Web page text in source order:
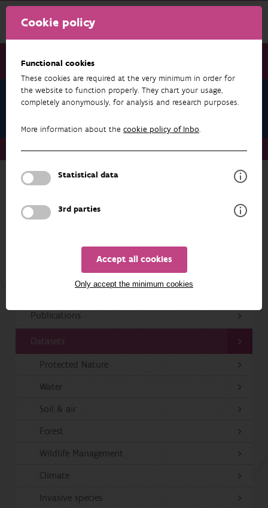
Cookie policy
Functional cookies
These cookies are required at the very minimum in order for
the website to function properly. They chart your usage,
completely anonymously, for analysis and research purposes.
More information about the cookie policy of Inbo.
Statistical data
3rd parties
Accept all cookies
Only accept the minimum cookies
Research & results
Research & results Data & Infrastructure Datasets
DATA & INFRASTRUCTURE
RESEARCH & RESULTS
Publications
Datasets
Protected Nature
Water
Soil & air
Forest
Wildlife Management
Climate
Invasive species